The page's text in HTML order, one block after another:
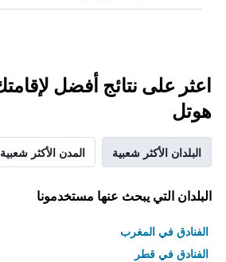
هوتل
البلدان الأكثر شعبية المدن الأكثر شعبية
البلدان التي يبحث عنها مستخدمونا
الفنادق في المغرب
الفنادق في قطر